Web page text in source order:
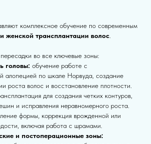
комплексное обучение по современным
женской трансплантации волос.
во все ключевые зоны:
головы: обучение работе с
алопецией по шкале Норвуда, создание
роста волос и восстановление плотности.
для создания четких контуров,
и исправления неравномерного роста.
формы, коррекция врожденной или
включая работа с шрамами.
и постоперационные зоны: